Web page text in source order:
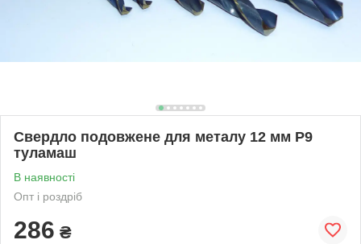
Свердло подовжене для металу 12 мм Р9
туламаш
В наявності
Опт і роздріб
286 ₴